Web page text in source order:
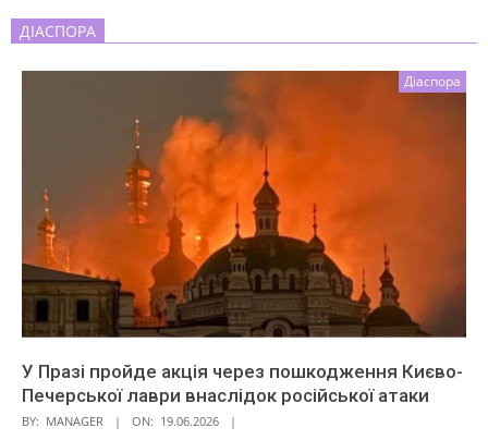
ДІАСПОРА
Діаспора
У Празі пройде акція через пошкодження Києво-
Печерської лаври внаслідок російської атаки
BY: MANAGER ON: 19.06.2026